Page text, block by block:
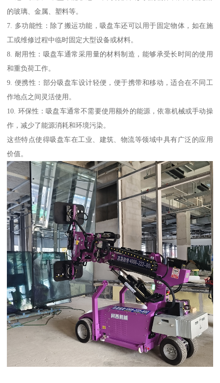
的玻璃、金属、塑料等。
7. 多功能性：除了搬运功能，吸盘车还可以用于固定物体，如在施
工或维修过程中临时固定大型设备或材料。
8. 耐用性：吸盘车通常采用量的材料制造，能够承受长时间的使用
和重负荷工作。
9. 便携性：部分吸盘车设计轻便，便于携带和移动，适合在不同工
作地点之间灵活使用。
10. 环保性：吸盘车通常不需要使用额外的能源，依靠机械或手动操
作，减少了能源消耗和环境污染。
这些特点使得吸盘车在工业、建筑、物流等领域中具有广泛的应用
价值。